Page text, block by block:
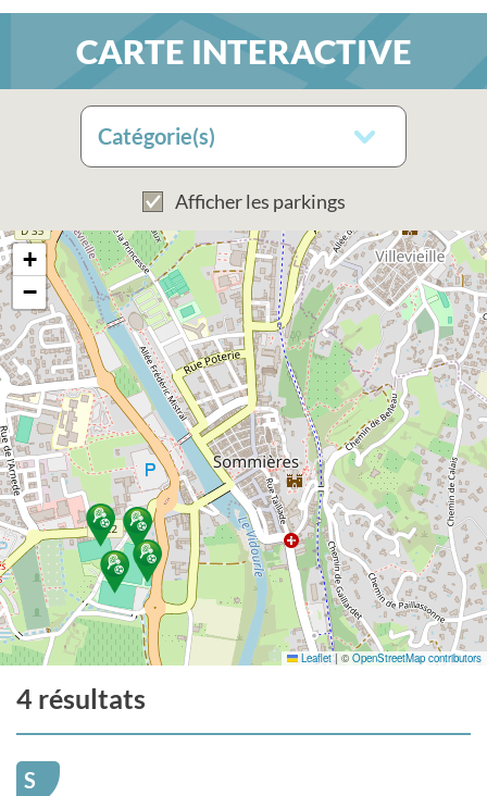
CARTE INTERACTIVE
Catégorie(s)
Afficher les parkings
+
−
Leaflet | © OpenStreetMap contributors
4 résultats
S